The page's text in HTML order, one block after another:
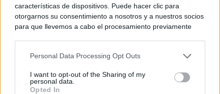
características de dispositivos. Puede hacer clic para
otorgarnos su consentimiento a nosotros y a nuestros socios
para que llevemos a cabo el procesamiento previamente
negar su consentimiento. Tenga en cuenta que algún
de su consentimiento, pero usted tiene el derecho de
rechazar tal procesamiento. Sus preferencias se aplicarán
Personal Data Processing Opt Outs
I want to opt-out of the Sharing of my
personal data.
Opted In